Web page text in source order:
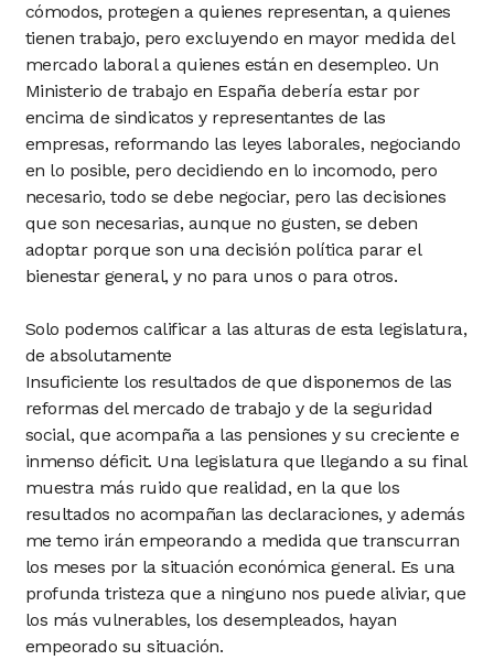
cómodos, protegen a quienes representan, a quienes
tienen trabajo, pero excluyendo en mayor medida del
mercado laboral a quienes están en desempleo. Un
Ministerio de trabajo en España debería estar por
encima de sindicatos y representantes de las
empresas, reformando las leyes laborales, negociando
en lo posible, pero decidiendo en lo incomodo, pero
necesario, todo se debe negociar, pero las decisiones
que son necesarias, aunque no gusten, se deben
adoptar porque son una decisión política parar el
bienestar general, y no para unos o para otros.
Solo podemos calificar a las alturas de esta legislatura,
de absolutamente
Insuficiente los resultados de que disponemos de las
reformas del mercado de trabajo y de la seguridad
social, que acompaña a las pensiones y su creciente e
inmenso déficit. Una legislatura que llegando a su final
muestra más ruido que realidad, en la que los
resultados no acompañan las declaraciones, y además
me temo irán empeorando a medida que transcurran
los meses por la situación económica general. Es una
profunda tristeza que a ninguno nos puede aliviar, que
los más vulnerables, los desempleados, hayan
empeorado su situación.